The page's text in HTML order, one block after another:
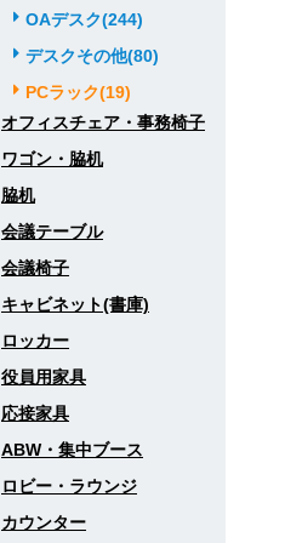
OAデスク(244)
デスクその他(80)
PCラック(19)
オフィスチェア・事務椅子
ワゴン・脇机
脇机
会議テーブル
会議椅子
キャビネット(書庫)
ロッカー
役員用家具
応接家具
ABW・集中ブース
ロビー・ラウンジ
カウンター